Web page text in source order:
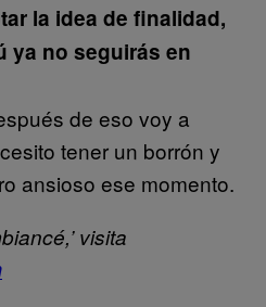
la idea de finalidad,
ya no seguirás en
de eso voy a
tener un borrón y
ansioso ese momento.
visita